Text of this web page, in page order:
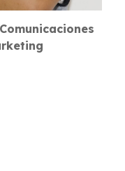
Comunicaciones